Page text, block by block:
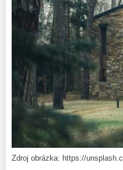
Zdroj obrázka: https://